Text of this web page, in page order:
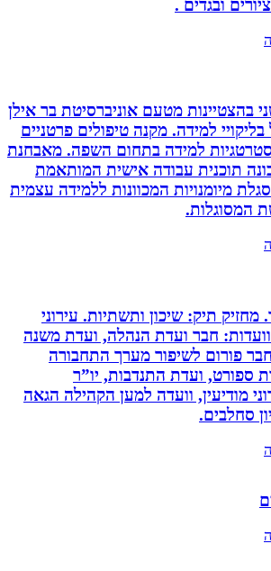
ובגדים .
מטעם אוניברסיטת בר אילן
למידה. מקנה טיפולים פרטניים
למידה בתחום השפה. מאבחנת
תוכנית עבודה אישית המותאמת
המכוונות ללמידה עצמית
תיק: שיכון ותשתיות. עירוני
חבר ועדת הנהלה, ועדת משנה
פורום לשיפור מערך התחבורה
ועדת התנדבות, יו”ר
וועדה למען הקהילה הגאה